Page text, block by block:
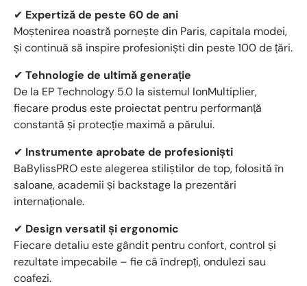
✔ Expertiză de peste 60 de ani
Moștenirea noastră pornește din Paris, capitala modei,
și continuă să inspire profesioniști din peste 100 de țări.
✔ Tehnologie de ultimă generație
De la EP Technology 5.0 la sistemul IonMultiplier,
fiecare produs este proiectat pentru performanță
constantă și protecție maximă a părului.
✔ Instrumente aprobate de profesioniști
BaBylissPRO este alegerea stiliștilor de top, folosită în
saloane, academii și backstage la prezentări
internaționale.
✔ Design versatil și ergonomic
Fiecare detaliu este gândit pentru confort, control și
rezultate impecabile – fie că îndrepți, ondulezi sau
coafezi.